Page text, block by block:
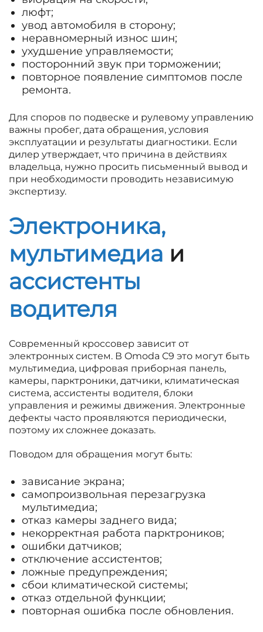
люфт;
увод автомобиля в сторону;
неравномерный износ шин;
ухудшение управляемости;
посторонний звук при торможении;
повторное появление симптомов после
ремонта.
Для споров по подвеске и рулевому управлению
важны пробег, дата обращения, условия
эксплуатации и результаты диагностики. Если
дилер утверждает, что причина в действиях
владельца, нужно просить письменный вывод и
при необходимости проводить независимую
экспертизу.
Электроника,
мультимедиа и
ассистенты
водителя
Современный кроссовер зависит от
электронных систем. В Omoda C9 это могут быть
мультимедиа, цифровая приборная панель,
камеры, парктроники, датчики, климатическая
система, ассистенты водителя, блоки
управления и режимы движения. Электронные
дефекты часто проявляются периодически,
поэтому их сложнее доказать.
Поводом для обращения могут быть:
зависание экрана;
самопроизвольная перезагрузка
мультимедиа;
отказ камеры заднего вида;
некорректная работа парктроников;
ошибки датчиков;
отключение ассистентов;
ложные предупреждения;
сбои климатической системы;
отказ отдельной функции;
повторная ошибка после обновления.